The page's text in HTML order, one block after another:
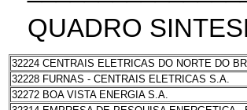
QUADRO
32224 CENTRAIS ELETRICAS DO NORTE DO
32228 FURNAS - CENTRAIS ELETRICAS S.A.
32272 BOA VISTA ENERGIA S.A.